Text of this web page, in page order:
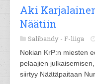
Aki
Näätiin
Salibandy - F-liiga
Nokian KrP:n miesten
pelaajien
siirtyy Näätäpaitaan